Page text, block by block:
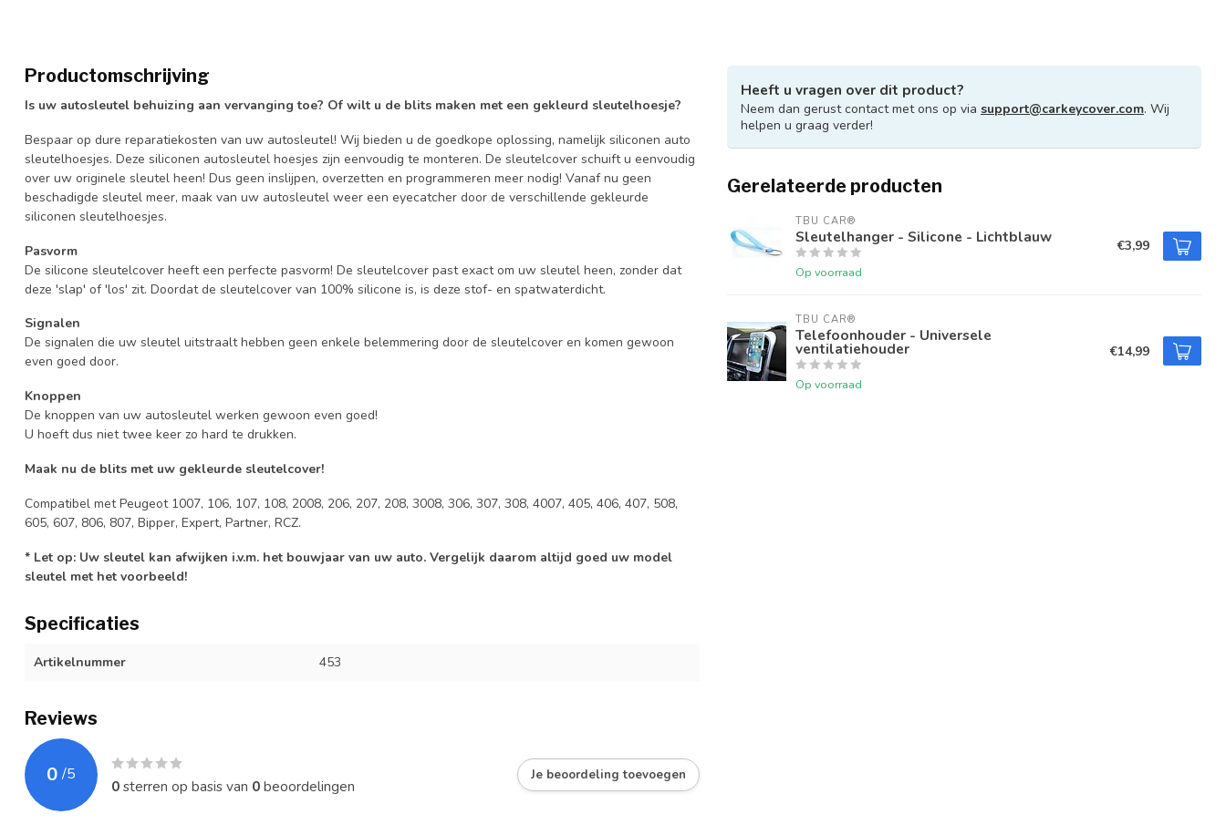
Productomschrijving
Is uw autosleutel behuizing aan vervanging toe? Of wilt u de blits maken met een gekleurd sleutelhoesje?
Bespaar op dure reparatiekosten van uw autosleutel! Wij bieden u de goedkope oplossing, namelijk siliconen auto
sleutelhoesjes. Deze siliconen autosleutel hoesjes zijn eenvoudig te monteren. De sleutelcover schuift u eenvoudig
over uw originele sleutel heen! Dus geen inslijpen, overzetten en programmeren meer nodig! Vanaf nu geen
beschadigde sleutel meer, maak van uw autosleutel weer een eyecatcher door de verschillende gekleurde
siliconen sleutelhoesjes.
Pasvorm
De silicone sleutelcover heeft een perfecte pasvorm! De sleutelcover past exact om uw sleutel heen, zonder dat
deze 'slap' of 'los' zit. Doordat de sleutelcover van 100% silicone is, is deze stof- en spatwaterdicht.
Signalen
De signalen die uw sleutel uitstraalt hebben geen enkele belemmering door de sleutelcover en komen gewoon
even goed door.
Knoppen
De knoppen van uw autosleutel werken gewoon even goed!
U hoeft dus niet twee keer zo hard te drukken.
Maak nu de blits met uw gekleurde sleutelcover!
Compatibel met Peugeot 1007, 106, 107, 108, 2008, 206, 207, 208, 3008, 306, 307, 308, 4007, 405, 406, 407, 508,
605, 607, 806, 807, Bipper, Expert, Partner, RCZ.
* Let op: Uw sleutel kan afwijken i.v.m. het bouwjaar van uw auto. Vergelijk daarom altijd goed uw model
sleutel met het voorbeeld!
Specificaties
Artikelnummer 453
Reviews
0 /5
0sterren op basis van 0beoordelingen
Je beoordeling toevoegen
Heeft u vragen over dit product?
Neem dan gerust contact met ons op via support@carkeycover.com. Wij
helpen u graag verder!
Gerelateerde producten
TBU CAR®
Sleutelhanger - Silicone - Lichtblauw
Op voorraad
€3,99
TBU CAR®
Telefoonhouder - Universele
ventilatiehouder
Op voorraad
€14,99